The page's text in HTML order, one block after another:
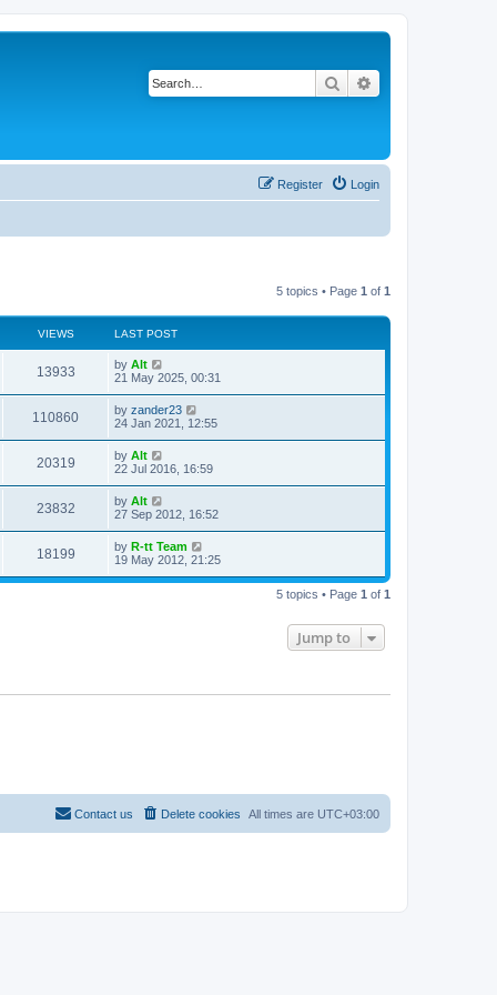
Search
Login
Register
5 topics • Page 1 of 1
VIEWS LAST POST
13933V
i
w
s
L
a
t
p
o
s
t
by Alt
21 May 2025, 00:31
110860V
i
s
L
a
t
p
o
s
t
by zander23
24 Jan 2021, 12:55
20319V
i
w
s
L
a
t
p
o
s
t
by Alt
22 Jul 2016, 16:59
23832V
i
L
a
t
p
o
s
by Alt
27 Sep 2012, 16:52
18199V
i
L
a
t
by R-tt Team
19 May 2012, 21:25
5 topics • Page 1 of 1
Jump to
All times are UTC+03:00
Delete cookies
Contact us